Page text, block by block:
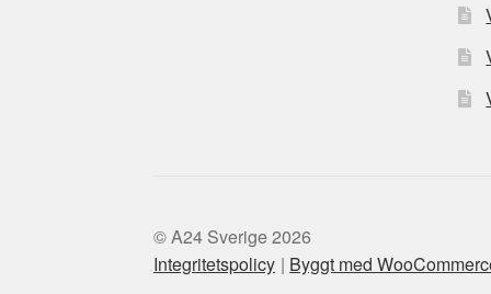
© A24 Sverige 2026
Integritetspolicy
Byggt med